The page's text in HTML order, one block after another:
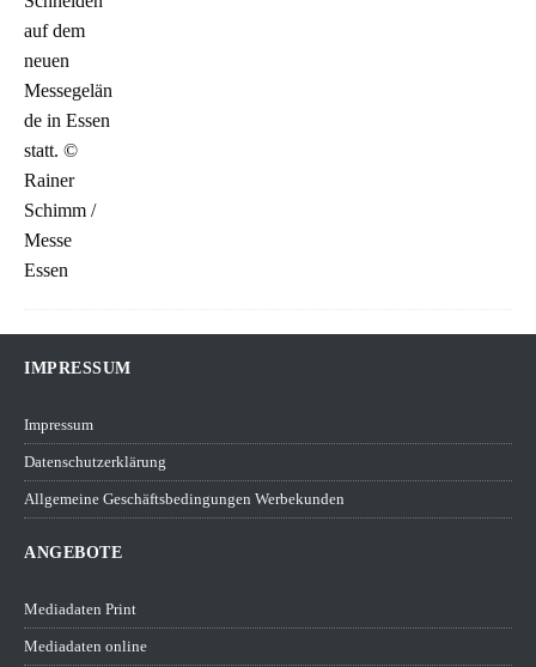
IMPRESSUM
Impressum
Datenschutzerklärung
Allgemeine Geschäftsbedingungen Werbekunden
ANGEBOTE
Mediadaten Print
Mediadaten online